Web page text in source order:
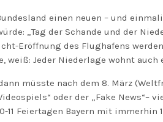
einen neuen – und
„Tag der Schande und der
Eröffnung des Flughafens
weiß: Jeder Niederlage wohnt auch
müsste nach dem 8. März
oder der „Fake
11 Feiertagen Bayern mit